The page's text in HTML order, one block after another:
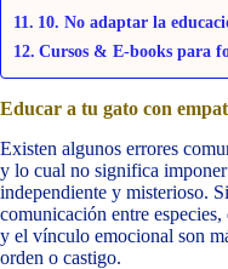
10. No adaptar la
Cursos & E-books para
Educar a tu gato con
Existen algunos errores
y lo cual no significa imponer
independiente y misterioso.
comunicación entre
y el vínculo emocional son
orden o castigo.